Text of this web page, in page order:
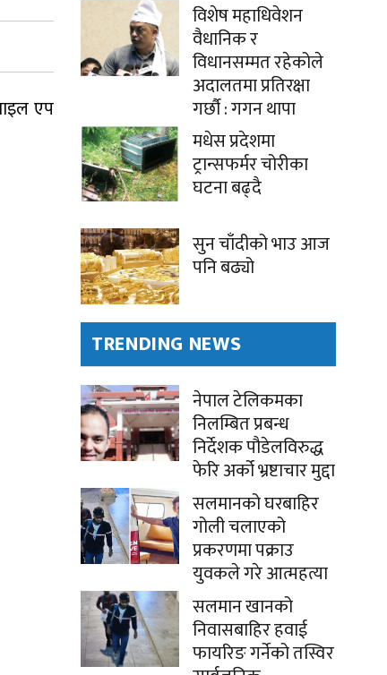
एप
विशेष महाधिवेशन
वैधानिक र
विधानसम्मत रहेकोले
अदालतमा प्रतिरक्षा
गर्छौ : गगन थापा
मधेस प्रदेशमा
ट्रान्सफर्मर चोरीका
घटना बढ्दै
सुन चाँदीको भाउ आज
पनि बढ्यो
TRENDING NEWS
नेपाल टेलिकमका
निलम्बित प्रबन्ध
निर्देशक पौडेलविरुद्ध
फेरि अर्को भ्रष्टाचार मुद्दा
सलमानको घरबाहिर
गोली चलाएको
प्रकरणमा पक्राउ
युवकले गरे आत्महत्या
सलमान खानको
निवासबाहिर हवाई
फायरिङ गर्नेको तस्विर